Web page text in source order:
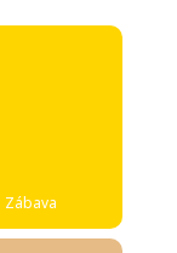
Zábava